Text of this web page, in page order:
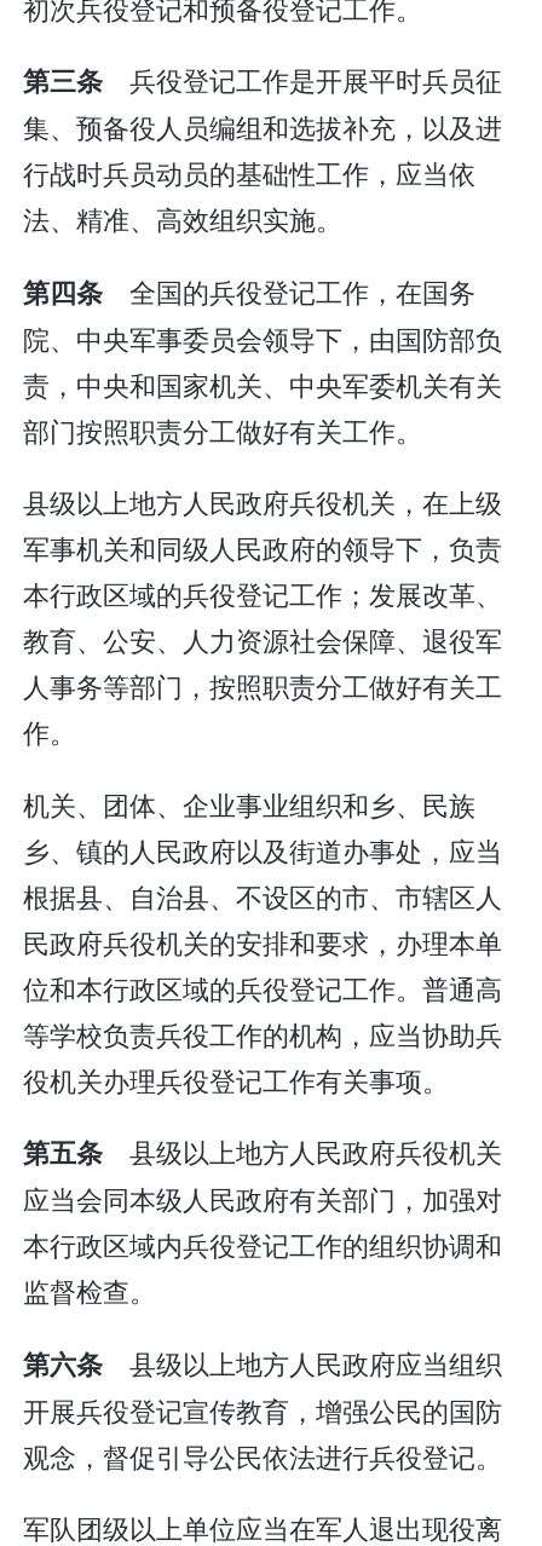
初次兵役登记和预备役登记工作。
第三条兵役登记工作是开展平时兵员征
集、预备役人员编组和选拔补充，以及进
行战时兵员动员的基础性工作，应当依
法、精准、高效组织实施。
第四条全国的兵役登记工作，在国务
院、中央军事委员会领导下，由国防部负
责，中央和国家机关、中央军委机关有关
部门按照职责分工做好有关工作。
县级以上地方人民政府兵役机关，在上级
军事机关和同级人民政府的领导下，负责
本行政区域的兵役登记工作；发展改革、
教育、公安、人力资源社会保障、退役军
人事务等部门，按照职责分工做好有关工
作。
机关、团体、企业事业组织和乡、民族
乡、镇的人民政府以及街道办事处，应当
根据县、自治县、不设区的市、市辖区人
民政府兵役机关的安排和要求，办理本单
位和本行政区域的兵役登记工作。普通高
等学校负责兵役工作的机构，应当协助兵
役机关办理兵役登记工作有关事项。
第五条县级以上地方人民政府兵役机关
应当会同本级人民政府有关部门，加强对
本行政区域内兵役登记工作的组织协调和
监督检查。
第六条县级以上地方人民政府应当组织
开展兵役登记宣传教育，增强公民的国防
观念，督促引导公民依法进行兵役登记。
军队团级以上单位应当在军人退出现役离